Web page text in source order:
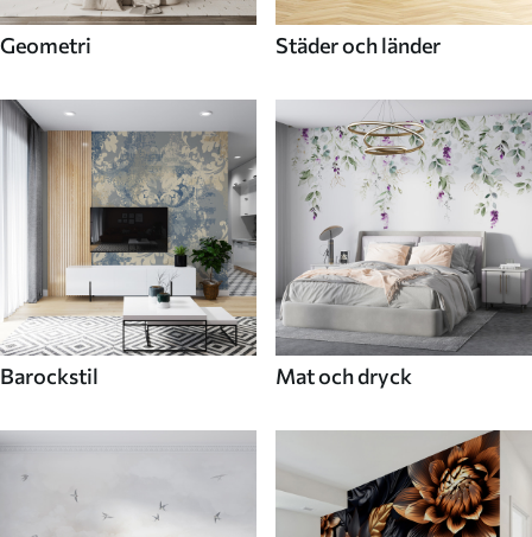
Geometri Städer och länder
Barockstil Mat och dryck